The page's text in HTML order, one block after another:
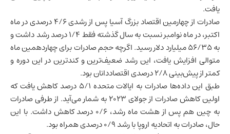
یافت.
صادرات از چهارمین اقتصاد بزرگ آسیا پس از رشدی ۴/۶ درصدی در ماه
اکتبر، در ماه نوامبر نسبت به سال گذشته فقط ۱/۴ درصد رشد داشت و
به ۵۶/۳۵ میلیارد دلار رسید. اگرچه حجم صادرات برای چهاردهمین ماه
متوالی افزایش یافت، این رشد ضعیف‌ترین و کندترین در این دوره و
کمتر از پیش‌بینی ۲/۸ درصدی اقتصاددانان بود.
طبق این داده‌ها صادرات به ایالات متحده ۵/۱ درصد کاهش یافت که
اولین کاهش صادرات از جولای ۲۰۲۳ به شمار می‌آید. از طرفی صادرات
به چین هم پس از هشت ماه رشد، ۰/۶ درصد کاهش داشت. با این
حال، صادرات به اتحادیه اروپا با رشد ۰/۹ درصدی همراه بود.